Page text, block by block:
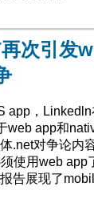
次引发
app，Linkedln
web app和
.net对争论内
使用web app
告展现了